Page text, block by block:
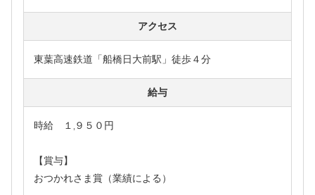
アクセス
東葉高速鉄道「船橋日大前駅」徒歩４分
給与
時給 １,９５０円
【賞与】
おつかれさま賞（業績による）